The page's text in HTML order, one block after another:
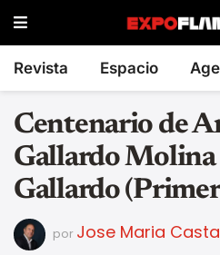
Revista Espacio
Centenario de
Gallardo Molina
Gallardo
por Jose Maria